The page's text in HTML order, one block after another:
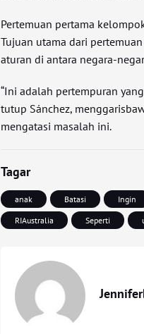
Pertemuan pertama
Tujuan utama dari
aturan di antara negara-
“Ini adalah pertempuran
tutup Sánchez,
mengatasi masalah ini.
Tagar
anak Batasi Ingin
RIAustralia
Seperti